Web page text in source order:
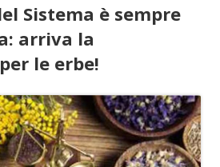
Sistema è sempre
arriva la
le erbe!